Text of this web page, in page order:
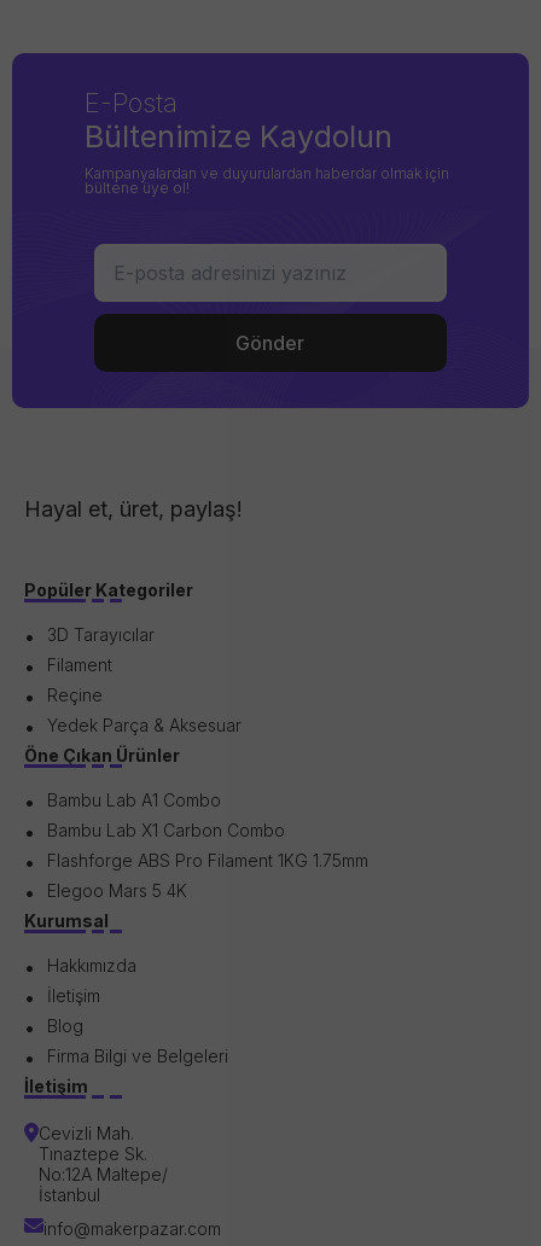
E-Posta
Bültenimize Kaydolun
Kampanyalardan ve duyurulardan haberdar olmak için
bültene üye ol!
Hayal et, üret, paylaş!
Popüler Kategoriler
3D Tarayıcılar
Filament
Reçine
Yedek Parça & Aksesuar
Öne Çıkan Ürünler
Bambu Lab A1 Combo
Bambu Lab X1 Carbon Combo
Flashforge ABS Pro Filament 1KG 1.75mm
Elegoo Mars 5 4K
Kurumsal
Hakkımızda
İletişim
Blog
Firma Bilgi ve Belgeleri
İletişim
Cevizli Mah.
Tınaztepe Sk.
No:12A Maltepe/
İstanbul
info@makerpazar.com